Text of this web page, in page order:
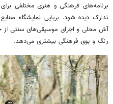
برنامه‌های فرهنگی و هنری مختلفی
تدارک دیده شود. برپایی نمایشگاه
آش محلی و اجرای موسیقی‌های سنتی از
رنگ و بوی فرهنگی بیشتری می‌دهد.